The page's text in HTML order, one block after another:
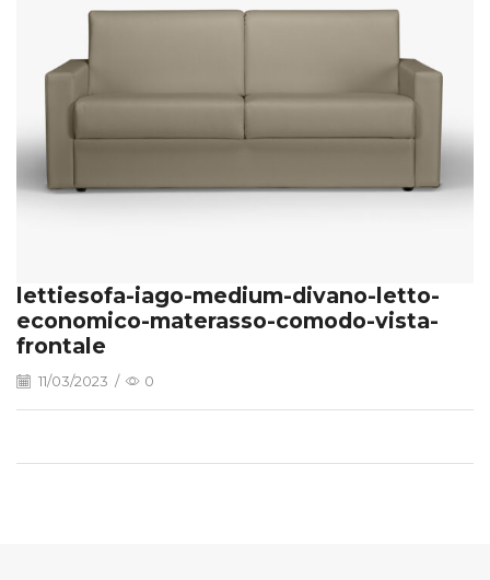
lettiesofa-iago-medium-divano-letto-
economico-materasso-comodo-vista-
frontale
11/03/2023 / 0